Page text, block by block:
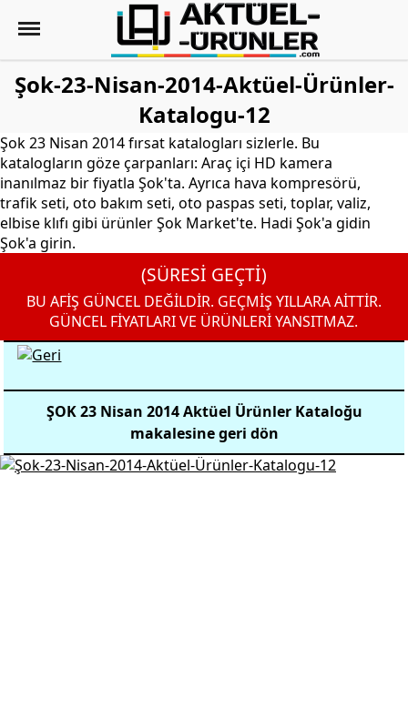
Şok-23-Nisan-2014-Aktüel-Ürünler-
Katalogu-12
Şok 23 Nisan 2014 fırsat katalogları sizlerle. Bu
katalogların göze çarpanları: Araç içi HD kamera
inanılmaz bir fiyatla Şok'ta. Ayrıca hava kompresörü,
trafik seti, oto bakım seti, oto paspas seti, toplar, valiz,
elbise klıfı gibi ürünler Şok Market'te. Hadi Şok'a gidin
Şok'a girin.
(SÜRESİ GEÇTİ)
BU AFİŞ GÜNCEL DEĞİLDİR. GEÇMİŞ YILLARA AİTTİR.
GÜNCEL FİYATLARI VE ÜRÜNLERİ YANSITMAZ.
ŞOK 23 Nisan 2014 Aktüel Ürünler Kataloğu
makalesine geri dön